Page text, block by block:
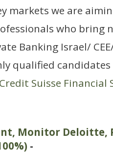
markets we are
who bring
Banking Israel/
qualified
Suisse Financial
Monitor Deloitte,
-